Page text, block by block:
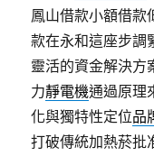
鳳山借款小額借款
款在永和這座步調
靈活的資金解決方
力靜電機通過原理
化與獨特性定位品
打破傳統加熱菸批